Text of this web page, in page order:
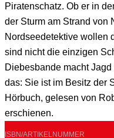
Piratenschatz. Ob er in
der Sturm am Strand von
Nordseedetektive wollen
sind nicht die einzigen
Diebesbande macht
das: Sie ist im Besitz der
Hörbuch, gelesen von
erschienen.
ISBN/ARTIKELNUMMER